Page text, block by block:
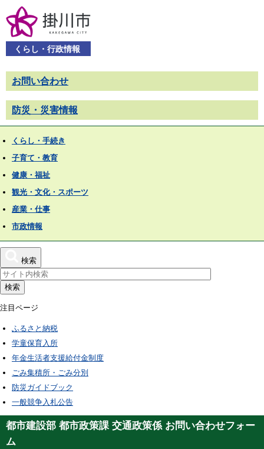
くらし・行政情報
お問い合わせ
防災・災害情報
くらし・手続き
子育て・教育
健康・福祉
観光・文化・スポーツ
産業・仕事
市政情報
検索
検索
注目ページ
ふるさと納税
学童保育入所
年金生活者支援給付金制度
ごみ集積所・ごみ分別
防災ガイドブック
一般競争入札公告
都市建設部 都市政策課 交通政策係 お問い合わせフォー
ム